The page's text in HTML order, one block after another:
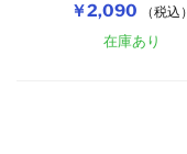
￥2,090 （税込）
在庫あり